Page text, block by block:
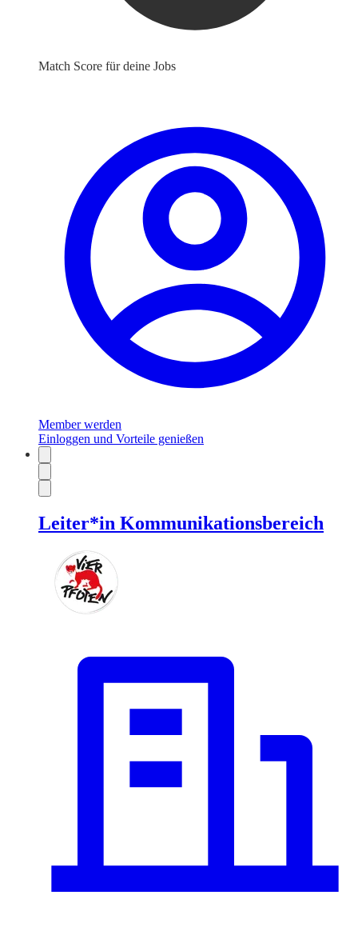
Match Score für deine Jobs
Member werden
Einloggen und Vorteile genießen
Leiter*in Kommunikationsbereich